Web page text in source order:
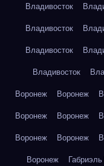
Владивосток
Владивосток
Владивосток
Владивосток
Воронеж
Воронеж
Воронеж
Воронеж
Воронеж
Воронеж
Воронеж